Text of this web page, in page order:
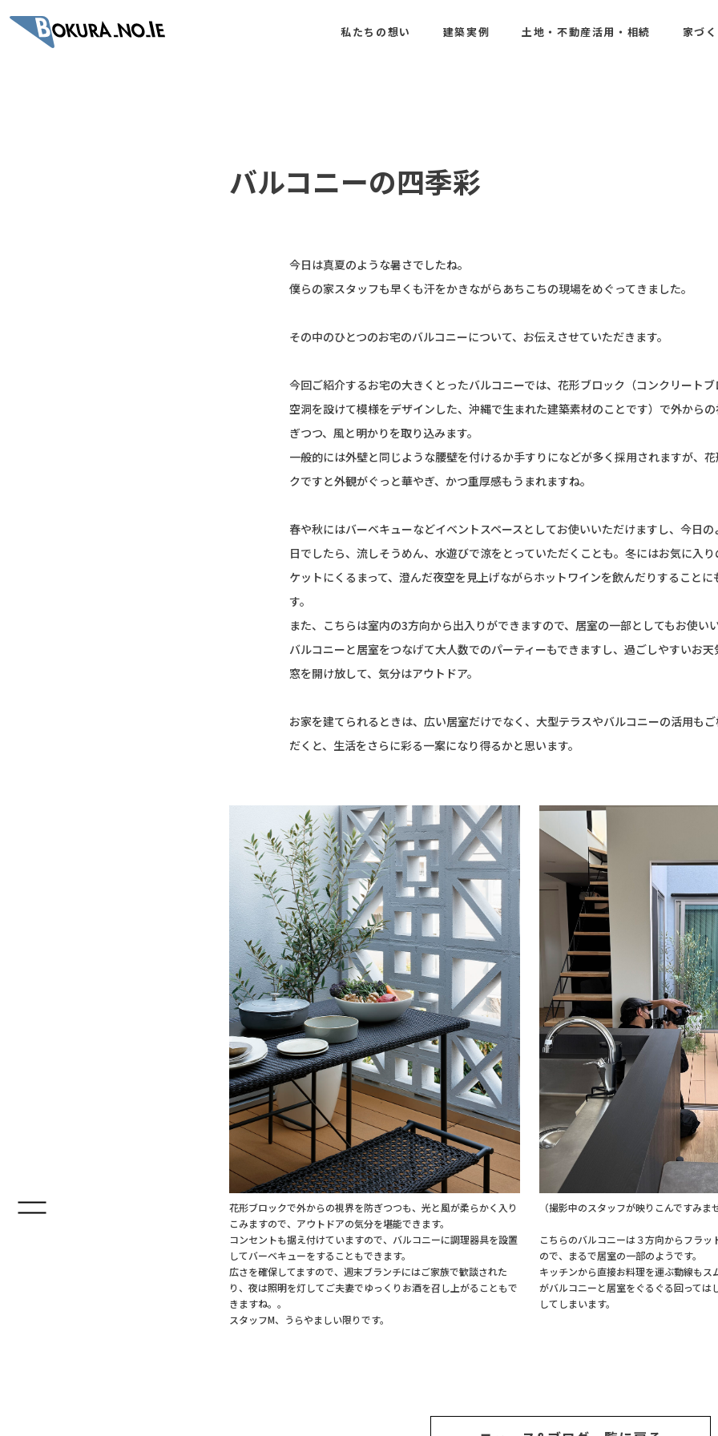
私たちの想い 建築実例 土地・不動産活用・相続 家づ
バルコニーの四季彩
今日は真夏のような暑さでしたね。
僕らの家スタッフも早くも汗をかきながらあちこちの現場をめぐってきました。
その中のひとつのお宅のバルコニーについて、お伝えさせていただきます。
今回ご紹介するお宅の大きくとったバルコニーでは、花形ブロック（コンクリート
空洞を設けて模様をデザインした、沖縄で生まれた建築素材のことです）で外から
ぎつつ、風と明かりを取り込みます。
一般的には外壁と同じような腰壁を付けるか手すりになどが多く採用されますが、
クですと外観がぐっと華やぎ、かつ重厚感もうまれますね。
春や秋にはバーベキューなどイベントスペースとしてお使いいただけますし、今日の
日でしたら、流しそうめん、水遊びで涼をとっていただくことも。冬にはお気に入
ケットにくるまって、澄んだ夜空を見上げながらホットワインを飲んだりすることに
す。
また、こちらは室内の3方向から出入りができますので、居室の一部としてもお使い
バルコニーと居室をつなげて大人数でのパーティーもできますし、過ごしやすいお天
窓を開け放して、気分はアウトドア。
お家を建てられるときは、広い居室だけでなく、大型テラスやバルコニーの活用も
だくと、生活をさらに彩る一案になり得るかと思います。
花形ブロックで外からの視界を防ぎつつも、光と風が柔らかく入り
こみますので、アウトドアの気分を堪能できます。
コンセントも据え付けていますので、バルコニーに調理器具を設置
してバーベキューをすることもできます。
広さを確保してますので、週末ブランチにはご家族で歓談された
り、夜は照明を灯してご夫妻でゆっくりお酒を召し上がることもで
きますね。。
スタッフM、うらやましい限りです。
（撮影中のスタッフが映りこんですみま
こちらのバルコニーは３方向からフラッ
ので、まるで居室の一部のようです。
キッチンから直接お料理を運ぶ動線もス
がバルコニーと居室をぐるぐる回っては
してしまいます。